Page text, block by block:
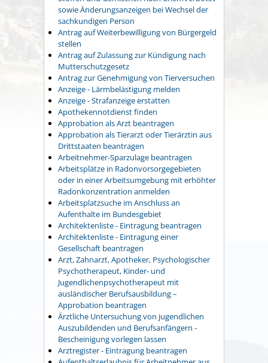
sowie Änderungsanzeigen bei Wechsel der
sachkundigen Person
Antrag auf Weiterbewilligung von Bürgergeld
stellen
Antrag auf Zulassung zur Kündigung nach
Mutterschutzgesetz
Antrag zur Genehmigung von Tierversuchen
Anzeige - Lärmbelästigung melden
Anzeige - Strafanzeige erstatten
Apothekennotdienst finden
Approbation als Arzt beantragen
Approbation als Tierarzt oder Tierärztin aus
Drittstaaten beantragen
Arbeitnehmer-Sparzulage beantragen
Arbeitsplätze in Radonvorsorgegebieten
oder in einer Arbeitsumgebung mit erhöhter
Radonkonzentration anmelden
Arbeitsplatzsuche im Anschluss an
Aufenthalte im Bundesgebiet
Architektenliste - Eintragung beantragen
Architektenliste - Eintragung einer
Gesellschaft beantragen
Arzt, Zahnarzt, Apotheker, Psychologischer
Psychotherapeut, Kinder- und
Jugendlichenpsychotherapeut mit
ausländischer Berufsausbildung –
Approbation beantragen
Ärztliche Untersuchung von jugendlichen
Auszubildenden und Berufsanfängern -
Bescheinigung vorlegen lassen
Arztregister - Eintragung beantragen